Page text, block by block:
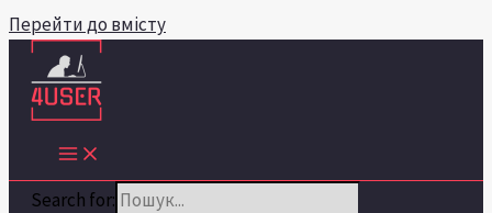
Перейти до вмісту
Search for: